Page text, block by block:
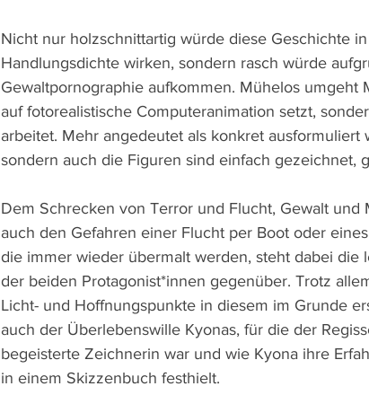
Nicht nur holzschnittartig würde diese Geschichte
Handlungsdichte wirken, sondern rasch würde
Gewaltpornographie aufkommen. Mühelos umgeht
auf fotorealistische Computeranimation setzt,
arbeitet. Mehr angedeutet als konkret
sondern auch die Figuren sind einfach gezeichnet,
Dem Schrecken von Terror und Flucht, Gewalt
auch den Gefahren einer Flucht per Boot oder
die immer wieder übermalt werden, steht dabei die
der beiden Protagonist*innen gegenüber. Trotz
Licht- und Hoffnungspunkte in diesem im Grunde
auch der Überlebenswille Kyonas, für die der
begeisterte Zeichnerin war und wie Kyona ihre
in einem Skizzenbuch festhielt.